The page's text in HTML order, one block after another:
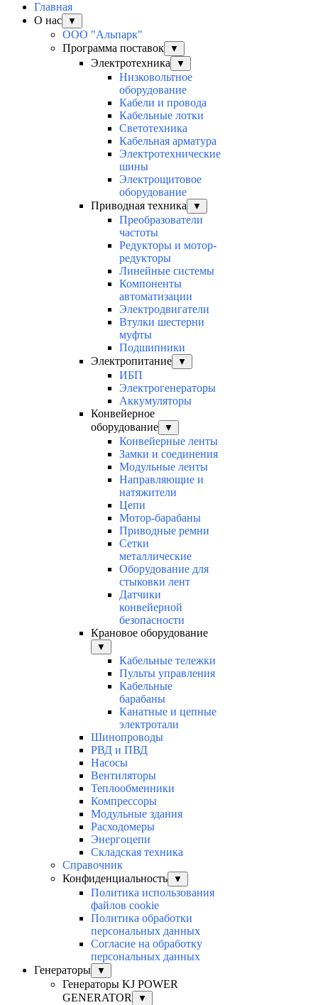
Главная
О нас
▼
ООО "Альпарк"
Программа поставок
▼
Электротехника ▼
Низковольтное
оборудование
Кабели и провода
Кабельные лотки
Светотехника
Кабельная арматура
Электротехнические
шины
Электрощитовое
оборудование
Приводная техника
▼
Преобразователи
частоты
Редукторы и мотор-
редукторы
Линейные системы
Компоненты
автоматизации
Электродвигатели
Втулки шестерни
муфты
Подшипники
Электропитание
▼
ИБП
Электрогенераторы
Аккумуляторы
Конвейерное
оборудование
▼
Конвейерные ленты
Замки и соединения
Модульные ленты
Направляющие и
натяжители
Цепи
Мотор-барабаны
Приводные ремни
Сетки
металлические
Оборудование для
стыковки лент
Датчики
конвейерной
безопасности
Крановое оборудование
▼
Кабельные тележки
Пульты управления
Кабельные
барабаны
Канатные и цепные
электротали
Шинопроводы
РВД и ПВД
Насосы
Вентиляторы
Теплообменники
Компрессоры
Модульные здания
Расходомеры
Энергоцепи
Складская техника
Справочник
Конфиденциальность
▼
Политика использования
файлов cookie
Политика обработки
персональных данных
Согласие на обработку
персональных данных
Генераторы
▼
Генераторы KJ POWER
GENERATOR
▼